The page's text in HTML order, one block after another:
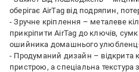
оберігає AirTag від подряпин,
- Зручне кріплення – металеве
прикріпити AirTag до ключів,
ошийника домашнього
- Продуманий дизайн – відкрита
пристрою, а спеціальна